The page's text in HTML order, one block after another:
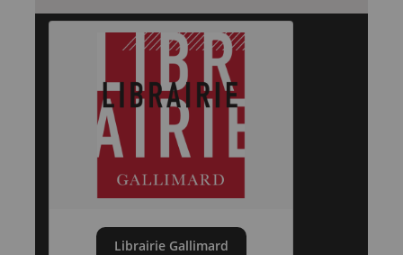
Librairie Gallimard